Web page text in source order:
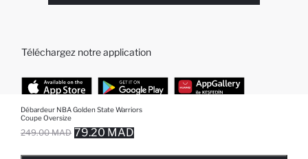
Débardeur NBA Golden State Warriors
Coupe Oversize
249.00 MAD 79.20 MAD
Téléchargez notre application
TOP CATÉGORIES